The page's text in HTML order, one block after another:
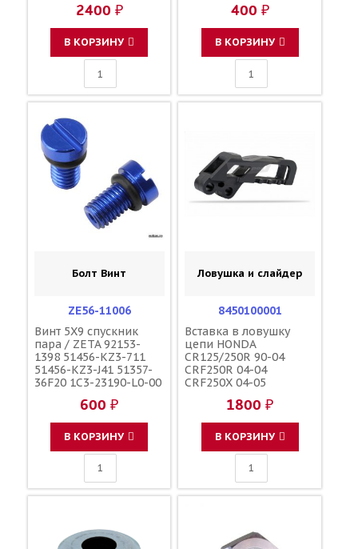
25394-00-002400 ₽
В КОРЗИНУ
110090000601
110090000501
F45300001
400 ₽
В КОРЗИНУ
Болт Винт
ZE56-11006
Винт 5X9 спускник
пара / ZETA 92153-
1398 51456-KZ3-711
51456-KZ3-J41 51357-
36F20 1C3-23190-L0-00
110090000601
110090000501
F45300001
600 ₽
В КОРЗИНУ
Ловушка и слайдер
8450100001
Вставка в ловушку
цепи HONDA
CR125/250R 90-04
CRF250R 04-04
CRF250X 04-05
/ POLISPORT HO03660
52146-MEN-000 52146-
KZ4-J40 52146-KZ3-J10
1800 ₽
В КОРЗИНУ